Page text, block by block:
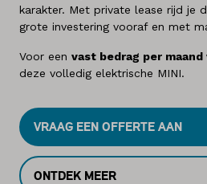
karakter. Met private lease rijd je
grote investering vooraf en met
Voor een vast bedrag per
deze volledig elektrische MINI.
VRAAG EEN OFFERTE AAN
ONTDEK MEER